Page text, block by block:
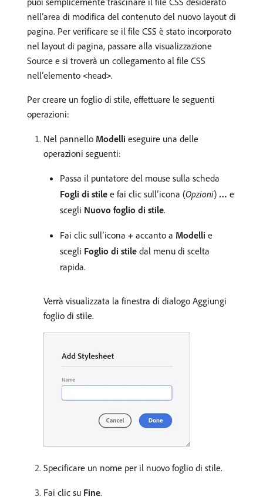
nell’area di modifica del contenuto del nuovo layout di
pagina. Per verificare se il file CSS è stato incorporato
nel layout di pagina, passare alla visualizzazione
Source e si troverà un collegamento al file CSS
nell’elemento <head>.
Per creare un foglio di stile, effettuare le seguenti
operazioni:
Nel pannello Modelli eseguire una delle
operazioni seguenti:
Passa il puntatore del mouse sulla scheda
Fogli di stile e fai clic sull’icona (Opzioni) … e
scegli Nuovo foglio di stile.
Fai clic sull’icona + accanto a Modelli e
scegli Foglio di stile dal menu di scelta
rapida.
Verrà visualizzata la finestra di dialogo Aggiungi
foglio di stile.
Specificare un nome per il nuovo foglio di stile.
Fai clic su Fine.